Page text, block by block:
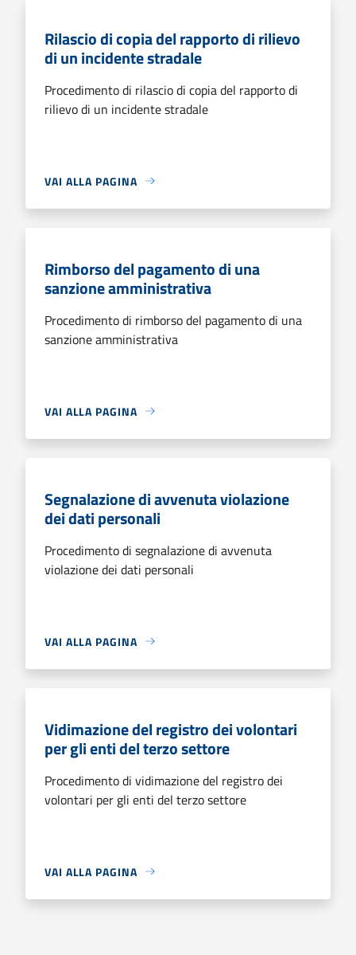
Rilascio di copia del rapporto di rilievo
di un incidente stradale
Procedimento di rilascio di copia del rapporto di
rilievo di un incidente stradale
VAI ALLA PAGINA
Rimborso del pagamento di una
sanzione amministrativa
Procedimento di rimborso del pagamento di una
sanzione amministrativa
VAI ALLA PAGINA
Segnalazione di avvenuta violazione
dei dati personali
Procedimento di segnalazione di avvenuta
violazione dei dati personali
VAI ALLA PAGINA
Vidimazione del registro dei volontari
per gli enti del terzo settore
Procedimento di vidimazione del registro dei
volontari per gli enti del terzo settore
VAI ALLA PAGINA